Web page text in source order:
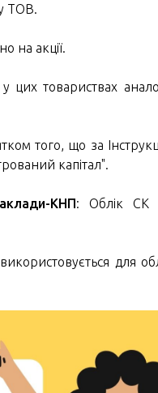
ТОВ.
на акції.
цих товариствах
того, що за
капітал".
КНП: Облік СК
для